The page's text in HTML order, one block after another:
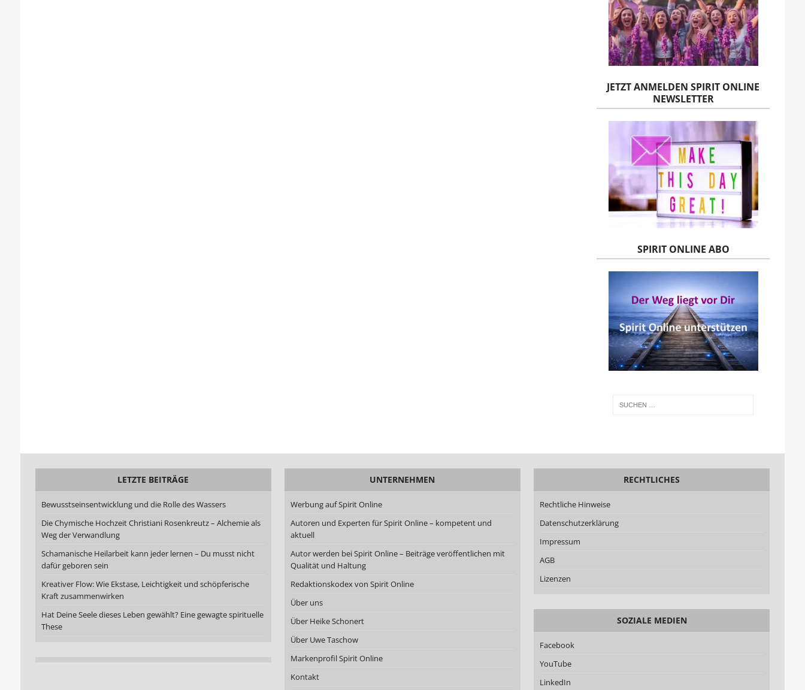
JETZT ANMELDEN SPIRIT ONLINE
NEWSLETTER
SPIRIT ONLINE ABO
LETZTE BEITRÄGE
Bewusstseinsentwicklung und die Rolle des Wassers
Die Chymische Hochzeit Christiani Rosenkreutz – Alchemie als
Weg der Verwandlung
Schamanische Heilarbeit kann jeder lernen – Du musst nicht
dafür geboren sein
Kreativer Flow: Wie Ekstase, Leichtigkeit und schöpferische
Kraft zusammenwirken
Hat Deine Seele dieses Leben gewählt? Eine gewagte spirituelle
These
UNTERNEHMEN
Werbung auf Spirit Online
Autoren und Experten für Spirit Online – kompetent und
aktuell
Autor werden bei Spirit Online – Beiträge veröffentlichen mit
Qualität und Haltung
Redaktionskodex von Spirit Online
Über uns
Über Heike Schonert
Über Uwe Taschow
Markenprofil Spirit Online
Kontakt
RECHTLICHES
Rechtliche Hinweise
Datenschutzerklärung
Impressum
AGB
Lizenzen
SOZIALE MEDIEN
Facebook
YouTube
LinkedIn